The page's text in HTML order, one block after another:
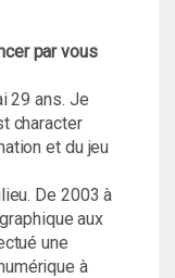
par vous
29 ans. Je
character
et du jeu
De 2003 à
aux
une
à